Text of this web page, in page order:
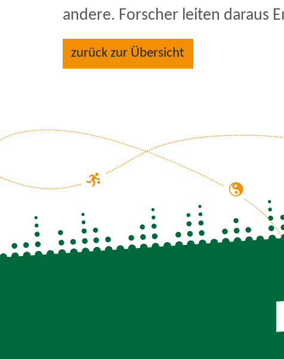
andere. Forscher leiten daraus
zurück zur Übersicht